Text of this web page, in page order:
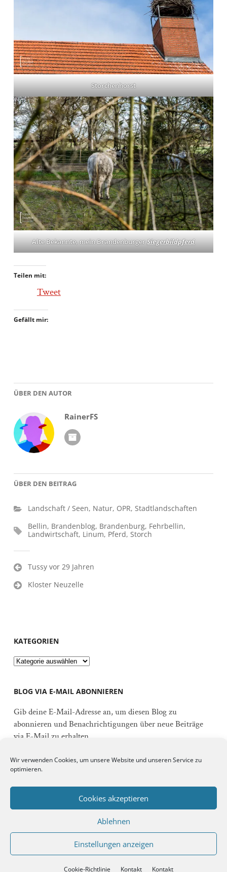
Wir verwenden Cookies, um unsere Website und unseren Service zu
optimieren.
Cookies akzeptieren
Ablehnen
Einstellungen anzeigen
Cookie-Richtlinie Kontakt Kontakt
Storchenhorst
Alte Bekannte, mein BrandenburgerSiegerbildpferd
Teilen mit:
Tweet
Gefällt mir:
ÜBER DEN AUTOR
RainerFS
ÜBER DEN BEITRAG
Landschaft / Seen, Natur, OPR, Stadtlandschaften
Bellin, Brandenblog, Brandenburg, Fehrbellin,
Landwirtschaft, Linum, Pferd, Storch
Beitragsnavigation
Tussy vor 29 Jahren
Kloster Neuzelle
KATEGORIEN
Kategorien
BLOG VIA E-MAIL ABONNIEREN
Gib deine E-Mail-Adresse an, um diesen Blog zu
abonnieren und Benachrichtigungen über neue Beiträge
via E-Mail zu erhalten.
Mail-
Adresse
Schließe dich 92 anderen Abonnenten an
DER BRANDENBLOG